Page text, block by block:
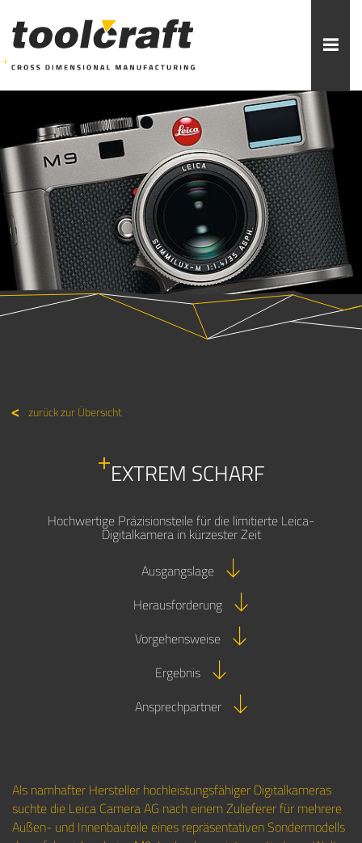
zurück zur Übersicht
EXTREM SCHARF
Hochwertige Präzisionsteile für die limitierte Leica-
Digitalkamera in kürzester Zeit
Ausgangslage
Herausforderung
Vorgehensweise
Ergebnis
Ansprechpartner
Als namhafter Hersteller hochleistungsfähiger Digitalkameras
suchte die Leica Camera AG nach einem Zulieferer für mehrere
Außen- und Innenbauteile eines repräsentativen Sondermodells
Weitere Themen zur Auswahl:
ADDITIVE FERTIGUNG ROBOTIK ZERSPANUNG
SPRITZGUSS FORMENBAU WERKZEUGBAU
ÜBER TOOLCRAFT KONTAKT/ANSPRECHPARTNER
STELLENANGEBOTE AUSBILDUNG PRAKTIKUM